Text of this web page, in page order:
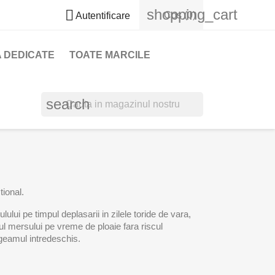
 Autentificare shopping_cart
Cos (0)
DEDICATE TOATE MARCILE
search
pe timpul deplasarii in zilele toride de vara,
mersului pe vreme de ploaie fara riscul
intredeschis.